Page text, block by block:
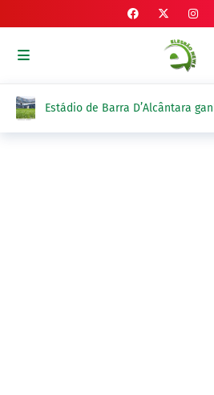
Estádio de Barra D’Alcântara